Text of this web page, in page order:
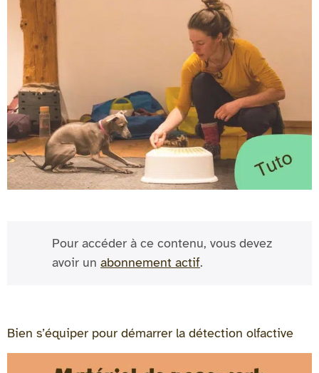
Pour accéder à ce contenu, vous devez
avoir un abonnement actif.
Bien s’équiper pour démarrer la détection olfactive